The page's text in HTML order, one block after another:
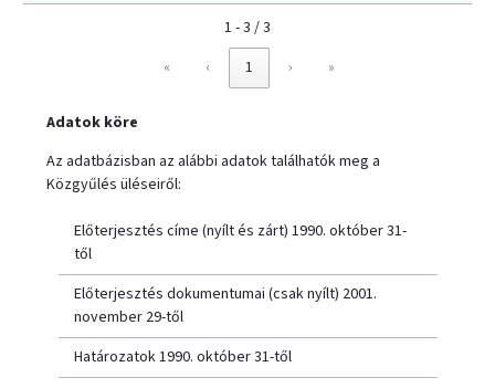
1 - 3 / 3
«
‹ 1 › »
Adatok köre
Az adatbázisban az alábbi adatok találhatók meg a
Közgyűlés üléseiről:
Előterjesztés címe (nyílt és zárt) 1990. október 31-
től
Előterjesztés dokumentumai (csak nyílt) 2001.
november 29-től
Határozatok 1990. október 31-től